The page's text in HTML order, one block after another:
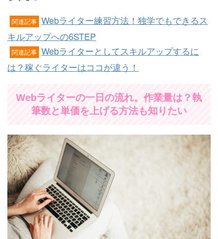
関連記事 Webライター練習方法！独学でもできるス
キルアップへの6STEP
関連記事 Webライターとしてスキルアップするに
は？稼ぐライターはココが違う！
Webライターの一日の流れ。作業量は？執
筆数と単価を上げる方法も知りたい